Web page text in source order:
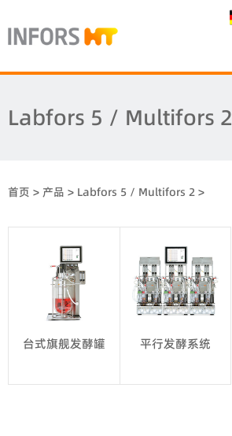
Labfors 5 / Multifors 2
首页 > 产品 > Labfors 5 / Multifors 2 >
台式旗舰发酵罐 平行发酵系统